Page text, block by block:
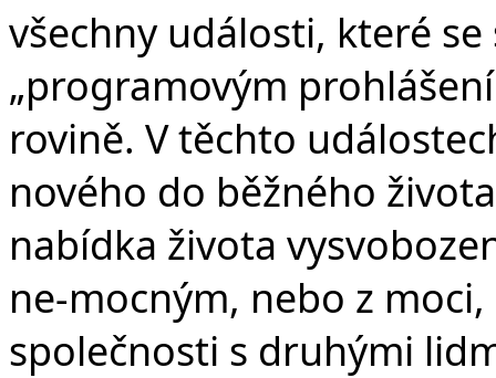
všechny události, které se
„programovým
rovině. V těchto
nového do běžného
nabídka života
ne-mocným, nebo z
společnosti s druhými